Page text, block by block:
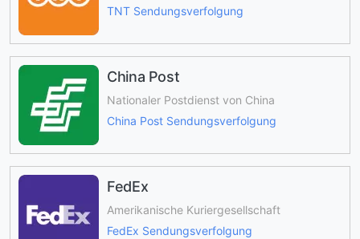
TNT Sendungsverfolgung
China Post
Nationaler Postdienst von China
China Post Sendungsverfolgung
FedEx
Amerikanische Kuriergesellschaft
FedEx Sendungsverfolgung